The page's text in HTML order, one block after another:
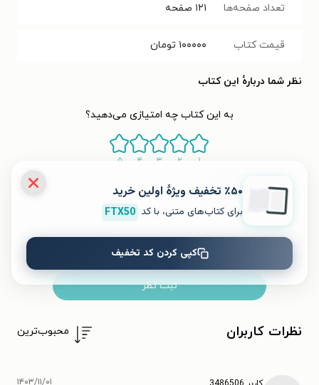
تعداد صفحه‌ها ۱۲۱ صفحه
قیمت کتاب ۱۰۰۰۰۰ تومان
نظر شما دربارهٔ این کتاب
به این کتاب چه امتیازی می‌دهید؟
۱ ۲ ۳ ۴ ۵
ثبت نظر
نظرات کاربران محبوب‌ترین
۱۴۰۳/۱۱/۰۱
٪۵۰ تخفیف ویژۀ اولین خرید
برای کتاب‌های متنی، با کد FTX50
کپی کردن کد تخفیف